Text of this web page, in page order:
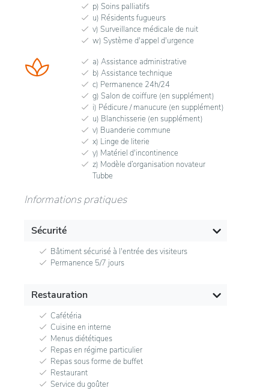
p) Soins palliatifs
u) Résidents fugueurs
v) Surveillance médicale de nuit
w) Système d'appel d'urgence
a) Assistance administrative
b) Assistance technique
c) Permanence 24h/24
g) Salon de coiffure (en supplément)
i) Pédicure / manucure (en supplément)
u) Blanchisserie (en supplément)
v) Buanderie commune
x) Linge de literie
y) Matériel d'incontinence
z) Modèle d’organisation novateur
Tubbe
Informations pratiques
Sécurité
Bâtiment sécurisé à l'entrée des visiteurs
Permanence 5/7 jours
Restauration
Cafétéria
Cuisine en interne
Menus diététiques
Repas en régime particulier
Repas sous forme de buffet
Restaurant
Service du goûter